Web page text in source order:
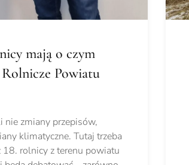
mają o czym
Powiatu
nie zmiany przepisów,
klimatyczne. Tutaj trzeba
18. rolnicy z terenu powiatu